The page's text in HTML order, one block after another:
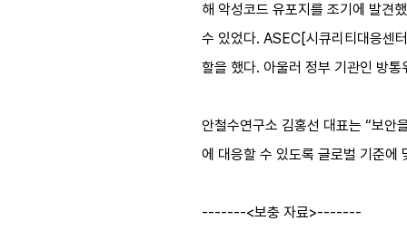
해 악성코드 유포지를 조기에 발견
수 있었다. ASEC[시큐리티대응센
할을 했다. 아울러 정부 기관인 방
안철수연구소 김홍선 대표는 “보안
에 대응할 수 있도록 글로벌 기준에
-------<보충 자료>-------